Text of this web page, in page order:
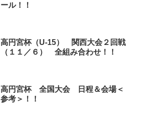
ール！！
高円宮杯（U-15） 関西大会２回戦
（１１／６） 全組み合わせ！！
高円宮杯 全国大会 日程＆会場＜
参考＞！！